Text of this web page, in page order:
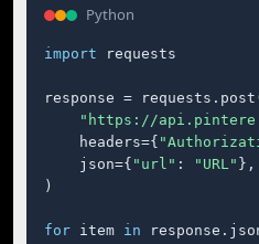
Python
import requests
response =
"https://
    headers={
    json={
"url" : "URL" },
)
for item in